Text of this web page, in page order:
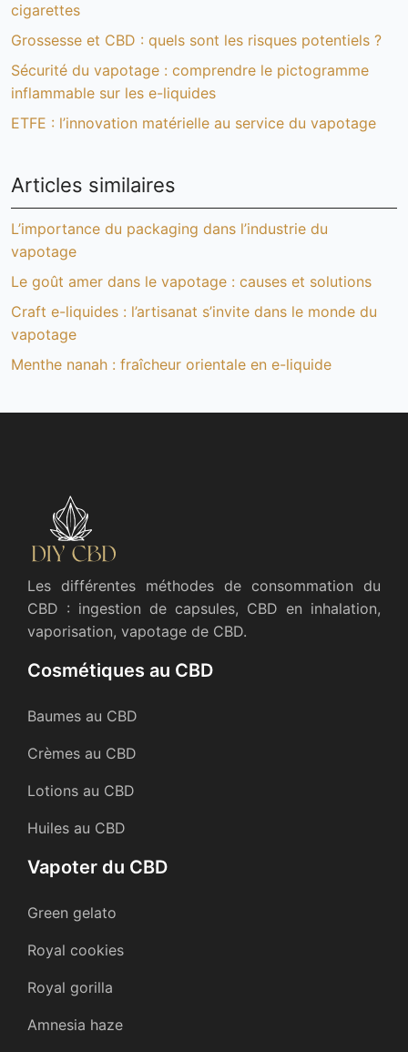
cigarettes
Grossesse et CBD : quels sont les risques potentiels ?
Sécurité du vapotage : comprendre le pictogramme
inflammable sur les e-liquides
ETFE : l’innovation matérielle au service du vapotage
Articles similaires
L’importance du packaging dans l’industrie du
vapotage
Le goût amer dans le vapotage : causes et solutions
Craft e-liquides : l’artisanat s’invite dans le monde du
vapotage
Menthe nanah : fraîcheur orientale en e-liquide
Les différentes méthodes de consommation du
CBD : ingestion de capsules, CBD en inhalation,
vaporisation, vapotage de CBD.
Cosmétiques au CBD
Baumes au CBD
Crèmes au CBD
Lotions au CBD
Huiles au CBD
Vapoter du CBD
Green gelato
Royal cookies
Royal gorilla
Amnesia haze